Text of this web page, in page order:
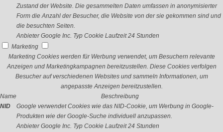
Zustand der Website. Die gesammelten Daten umfassen in anonymisierter
Form die Anzahl der Besucher, die Website von der sie gekommen sind und
die besuchten Seiten.
Anbieter Google Inc. Typ Cookie Laufzeit 24 Stunden
Marketing
Marketing Cookies werden für Werbung verwendet, um Besuchern relevante
Anzeigen und Marketingkampagnen bereitzustellen. Diese Cookies verfolgen
Besucher auf verschiedenen Websites und sammeln Informationen, um
angepasste Anzeigen bereitzustellen.
Name
Beschreibung
NID
Google verwendet Cookies wie das NID-Cookie, um Werbung in Google-
Produkten wie der Google-Suche individuell anzupassen.
Anbieter Google Inc. Typ Cookie Laufzeit 24 Stunden